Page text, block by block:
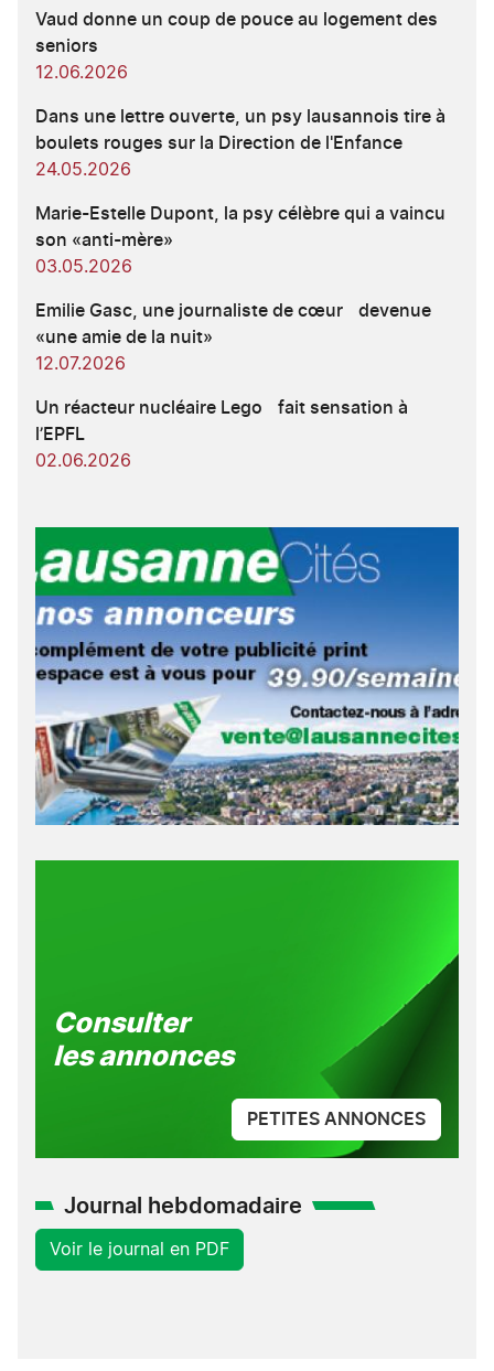
Vaud donne un coup de pouce au logement des
seniors
12.06.2026
Dans une lettre ouverte, un psy lausannois tire à
boulets rouges sur la Direction de l'Enfance
24.05.2026
Marie-Estelle Dupont, la psy célèbre qui a vaincu
son «anti-mère»
03.05.2026
Emilie Gasc, une journaliste de cœur devenue
«une amie de la nuit»
12.07.2026
Un réacteur nucléaire Lego fait sensation à
l’EPFL
02.06.2026
Consulter
les annonces
PETITES ANNONCES
Journal hebdomadaire
Voir le journal en PDF